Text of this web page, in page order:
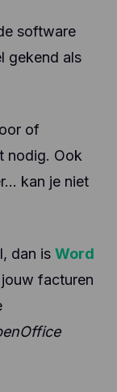
software
gekend als
of
nodig. Ook
kan je niet
dan is Word
facturen